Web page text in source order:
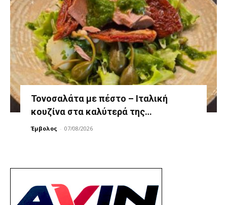
Τονοσαλάτα με πέστο – Ιταλική
κουζίνα στα καλύτερά της…
Έμβολος - 07/08/2026